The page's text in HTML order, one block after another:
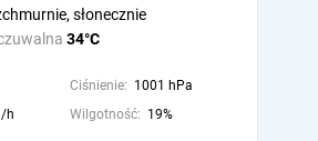
34°C
słonecznie
Ciśnienie: 1001 hPa
h Wilgotność: 19%